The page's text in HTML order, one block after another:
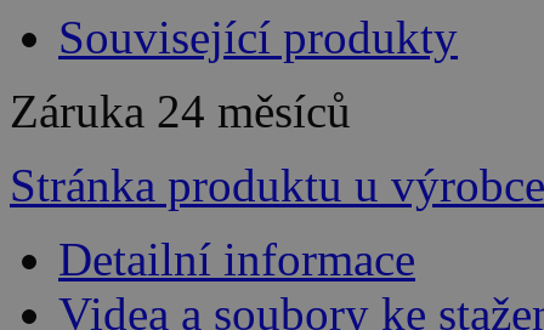
Související produkty
Záruka 24 měsíců
Stránka produktu u výrobce
Detailní informace
Videa a soubory ke